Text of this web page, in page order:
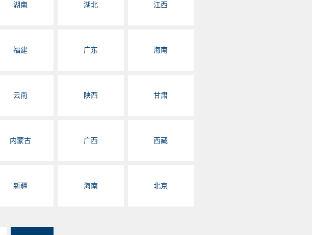
湖南 湖北 江西
福建 广东 海南
云南 陕西 甘肃
内蒙古 广西 西藏
新疆 海南 北京